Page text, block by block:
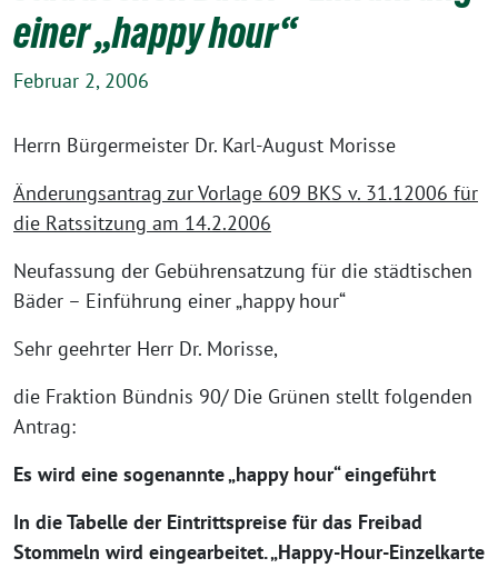
einer „happy hour“
Februar 2, 2006
Herrn Bürgermeister Dr. Karl-August Morisse
Änderungsantrag zur Vorlage 609 BKS v. 31.12006 für
die Ratssitzung am 14.2.2006
Neufassung der Gebührensatzung für die städtischen
Bäder – Einführung einer „happy hour“
Sehr geehrter Herr Dr. Morisse,
die Fraktion Bündnis 90/ Die Grünen stellt folgenden
Antrag:
Es wird eine sogenannte „happy hour“ eingeführt
In die Tabelle der Eintrittspreise für das Freibad
Stommeln wird eingearbeitet. „Happy-Hour-Einzelkarte